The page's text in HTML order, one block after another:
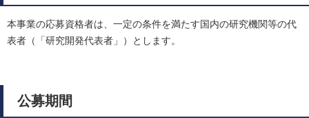
本事業の応募資格者は、一定の条件を満たす国内の研究機関等の代
表者（「研究開発代表者」）とします。
公募期間